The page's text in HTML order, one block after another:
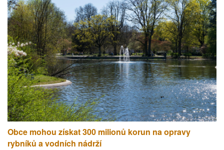
Obce mohou získat 300 milionů korun na opravy
rybníků a vodních nádrží